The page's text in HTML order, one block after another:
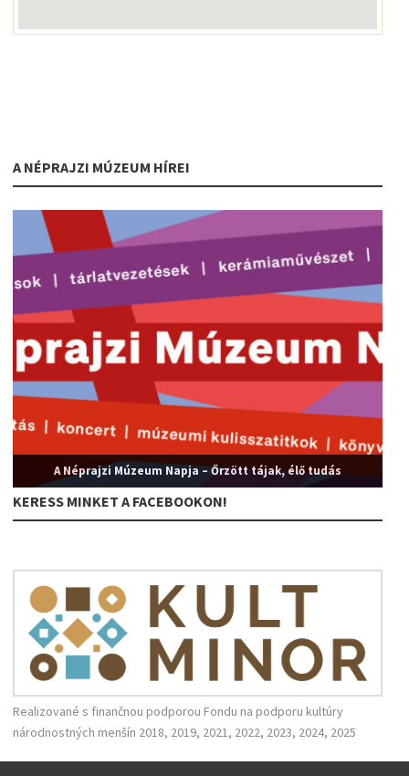
A NÉPRAJZI MÚZEUM HÍREI
A Néprajzi Múzeum Napja – Őrzött tájak, élő tudás
KERESS MINKET A FACEBOOKON!
Realizované s finančnou podporou Fondu na podporu kultúry
národnostných menšín 2018, 2019, 2021, 2022, 2023, 2024, 2025